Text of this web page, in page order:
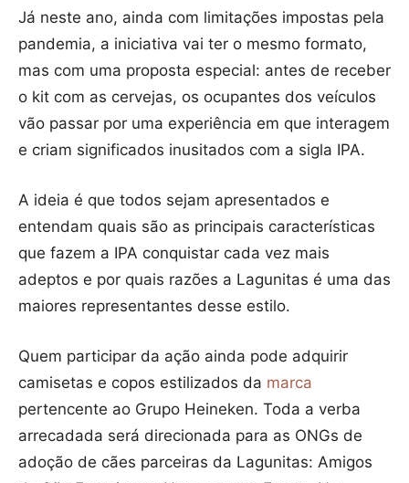
Já neste ano, ainda com limitações impostas pela
pandemia, a iniciativa vai ter o mesmo formato,
mas com uma proposta especial: antes de receber
o kit com as cervejas, os ocupantes dos veículos
vão passar por uma experiência em que interagem
e criam significados inusitados com a sigla IPA.
A ideia é que todos sejam apresentados e
entendam quais são as principais características
que fazem a IPA conquistar cada vez mais
adeptos e por quais razões a Lagunitas é uma das
maiores representantes desse estilo.
Quem participar da ação ainda pode adquirir
camisetas e copos estilizados da marca
pertencente ao Grupo Heineken. Toda a verba
arrecadada será direcionada para as ONGs de
adoção de cães parceiras da Lagunitas: Amigos